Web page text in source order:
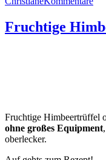
Fruchtige
Fruchtige Himbeertrüffel
ohne großes Equipment
oberlecker.